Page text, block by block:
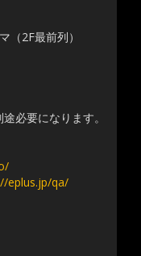
（2F最前列）
必要になります。
eplus.jp/qa/